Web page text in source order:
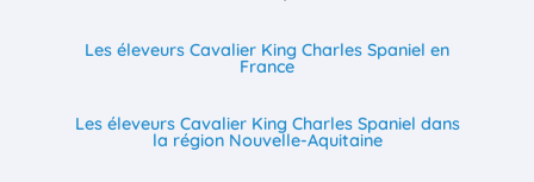
Les éleveurs Cavalier King Charles Spaniel en
France
Les éleveurs Cavalier King Charles Spaniel dans
la région Nouvelle-Aquitaine